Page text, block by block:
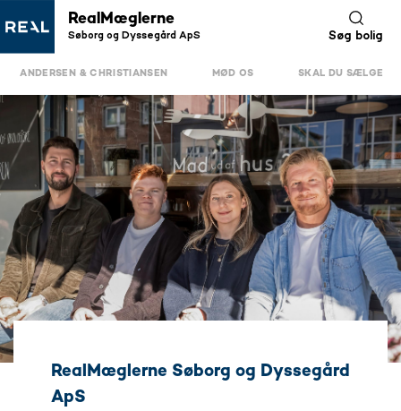
RealMæglerne
Søborg og Dyssegård ApS Søg bolig
ANDERSEN & CHRISTIANSEN MØD OS SKAL DU SÆLGE
RealMæglerne Søborg og Dyssegård
ApS